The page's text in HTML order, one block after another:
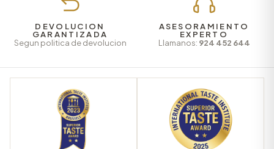
DEVOLUCION
GARANTIZADA
Segun politica de devolucion
ASESORAMIENTO
EXPERTO
Llamanos: 924 452 644